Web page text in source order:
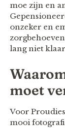
moe zijn en
onzeker en
lang niet
moet
Voor
mooi